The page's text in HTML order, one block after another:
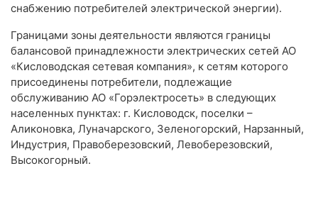
снабжению потребителей электрической энергии).
Границами зоны деятельности являются границы
балансовой принадлежности электрических сетей АО
«Кисловодская сетевая компания», к сетям которого
присоединены потребители, подлежащие
обслуживанию АО «Горэлектросеть» в следующих
населенных пунктах: г. Кисловодск, поселки –
Аликоновка, Луначарского, Зеленогорский, Нарзанный,
Индустрия, Правоберезовский, Левоберезовский,
Высокогорный.